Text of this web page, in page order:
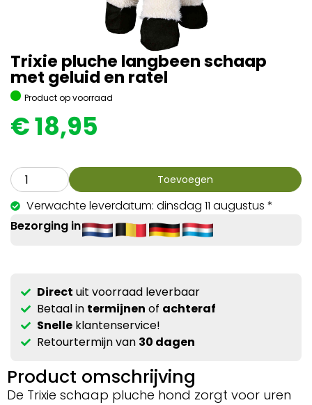
Trixie pluche langbeen schaap
met geluid en ratel
Product op voorraad
€18,95
Toevoegen
Verwachte leverdatum: dinsdag 11 augustus *
Bezorging in
Direct uit voorraad leverbaar
Betaal in termijnen of achteraf
Snelleklantenservice!
Retourtermijn van 30 dagen
Product omschrijving
De Trixie schaap pluche hond zorgt voor uren